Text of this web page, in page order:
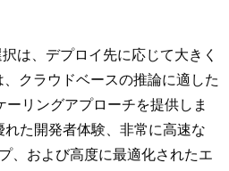
は、デプロイ先に応じて大きく
クラウドベースの推論に適した
リングアプローチを提供しま
た開発者体験、非常に高速な
、および高度に最適化されたエ